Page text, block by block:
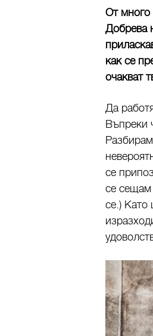
От много
Добрева
как се
очакват
Да
Въпреки
се
се сещам
се.) Като